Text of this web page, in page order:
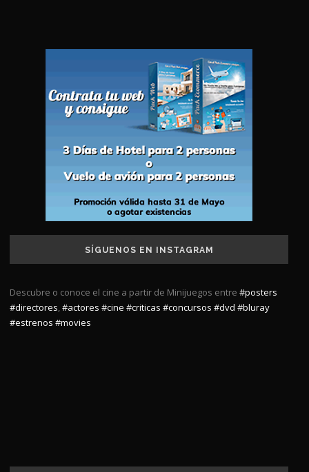
SÍGUENOS EN INSTAGRAM
Descubre o conoce el cine a partir de Minijuegos entre #posters
#directores,#actores #cine #criticas #concursos #dvd #bluray
#estrenos #movies